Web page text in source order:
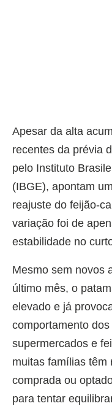
Apesar da alta
recentes da prévia
pelo Instituto
(IBGE), apontam
reajuste do feijão-
variação foi de
estabilidade no
Mesmo sem novos
último mês, o
elevado e já
comportamento
supermercados e
muitas famílias têm
comprada ou
para tentar